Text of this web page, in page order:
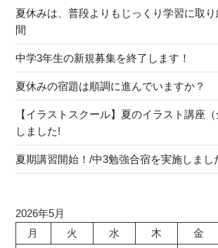
夏休みは、普段よりもじっくり学習に取
間
中学3年生の新規募集を終了します！
夏休みの宿題は順調に進んでいますか？
【イラストスクール】夏のイラスト講座
しました!
夏期講習開始！/中3勉強合宿を実施しまし
2026年5月
月
火 水 木 金